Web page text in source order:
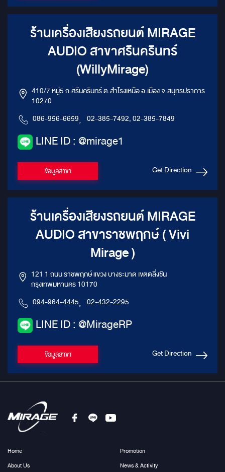
ร้านเครื่องเสียงรถยนต์ MIRAGE
AUDIO สาขาศรีนครินทร์
(WillyMirage)
410/7 หมู่5 ถ.ศรีนครินทร์ ต.สำโรงเหนือ อ.เมือง จ.สมุทรปราการ
10270
086-956-6659, 02-385-7492, 02-385-7849
LINE ID : @mirage1
ข้อมูลสาขา Get Direction
ร้านเครื่องเสียงรถยนต์ MIRAGE
AUDIO สาขาราชพฤกษ์ ( Vivi
Mirage )
121 1 ถนน ราชพฤกษ์ แขวง บางระมาด เขตตลิ่งชัน
กรุงเทพมหานคร 10170
094-964-4445, 02-432-2295
LINE ID : @MirageRP
ข้อมูลสาขา Get Direction
Home
About Us
Promotion
News & Activity